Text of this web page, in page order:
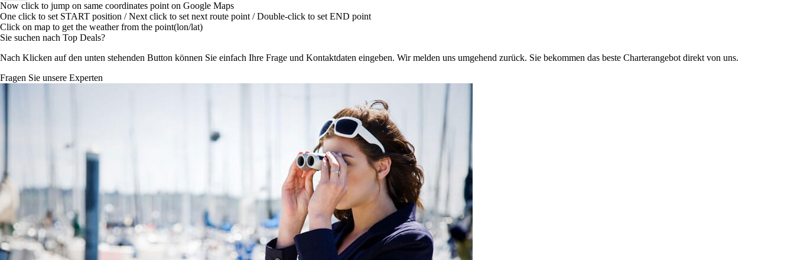
Now click to jump on same coordinates point on Google Maps
One click to set START position / Next click to set next route point / Double-click to set END point
Click on map to get the weather from the point(lon/lat)
Sie suchen nach Top Deals?
Nach Klicken auf den unten stehenden Button können Sie einfach Ihre Frage und Kontaktdaten eingeben. Wir melden uns umgehend zurück. Sie bekommen das beste Charterangebot direkt von uns.
Fragen Sie unsere Experten